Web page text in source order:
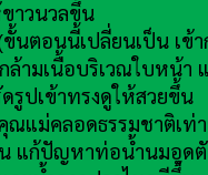
าวนวลขึ้น
นตอนนี้เปลี่ยนเป็น เข้
ามเนื้อบริเวณใบหน้า
รูปเข้าทรงดูให้สวยขึ้น
ณแม่คลอดธรรมชาติเท่
แก้ปัญหาท่อน้ำนมอุด